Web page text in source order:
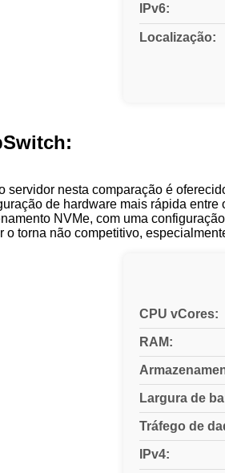
IPv6:
Localização:
servidor nesta comparação é
de hardware mais rápida
NVMe, com uma
o torna não competitivo,
CPU vCores:
RAM:
Largura de
Tráfego de
IPv4: